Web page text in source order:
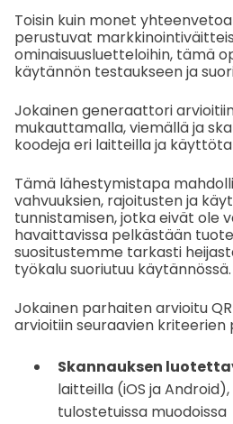
Toisin kuin monet
perustuvat
ominaisuusluetteloihin, tämä
käytännön testaukseen ja
Jokainen generaattori
mukauttamalla, viemällä ja
koodeja eri laitteilla ja
Tämä lähestymistapa
vahvuuksien, rajoitusten ja
tunnistamisen, jotka eivät ole
havaittavissa pelkästään
suositustemme tarkasti
työkalu suoriutuu käytännössä.
Jokainen parhaiten arvioitu
arvioitiin seuraavien kriteerien
Skannauksen
laitteilla (iOS ja
tulostetuissa muodoissa